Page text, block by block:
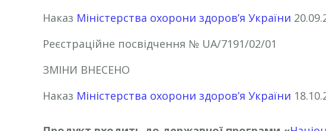
Наказ Міністерства охорони здоров’я України
Реєстраційне посвідчення № UA/7191/02/01
ЗМІНИ ВНЕСЕНО
Наказ Міністерства охорони здоров’я України